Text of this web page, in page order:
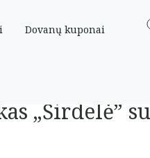
Dovanų kuponai
„Širdelė”